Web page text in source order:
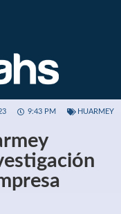
9:43 PM HUARMEY